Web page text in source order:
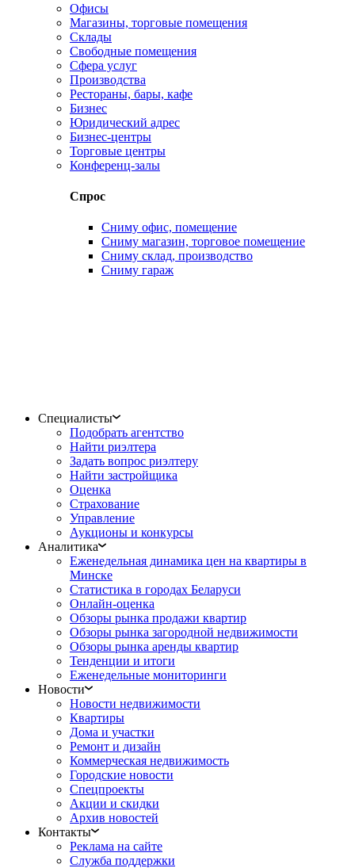
Офисы
Магазины, торговые помещения
Склады
Свободные помещения
Сфера услуг
Производства
Рестораны, бары, кафе
Бизнес
Юридический адрес
Бизнес-центры
Торговые центры
Конференц-залы
Спрос
Сниму офис, помещение
Сниму магазин, торговое помещение
Сниму склад, производство
Сниму гараж
Специалисты
Подобрать агентство
Найти риэлтера
Задать вопрос риэлтеру
Найти застройщика
Оценка
Страхование
Управление
Аукционы и конкурсы
Аналитика
Еженедельная динамика цен на квартиры в
Минске
Статистика в городах Беларуси
Онлайн-оценка
Обзоры рынка продажи квартир
Обзоры рынка загородной недвижимости
Обзоры рынка аренды квартир
Тенденции и итоги
Еженедельные мониторинги
Новости
Новости недвижимости
Квартиры
Дома и участки
Ремонт и дизайн
Коммерческая недвижимость
Городские новости
Спецпроекты
Акции и скидки
Архив новостей
Контакты
Реклама на сайте
Служба поддержки